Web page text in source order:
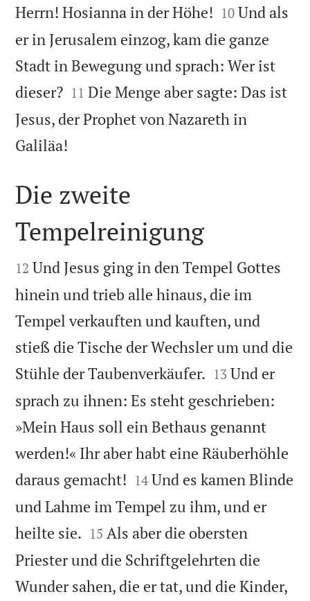
Herrn! Hosianna in der Höhe! 

10 Und als
er in Jerusalem einzog, kam die ganze
Stadt in Bewegung und sprach: Wer ist
dieser?
11 Die Menge aber sagte: Das ist
Jesus, der Prophet von Nazareth in
Galiläa!

Die zweite
Tempelreinigung

12 Und Jesus ging in den Tempel Gottes
hinein und trieb alle hinaus, die im
Tempel verkauften und kauften, und
stieß die Tische der Wechsler um und die
Stühle der Taubenverkäufer. 

13 Und er
sprach zu ihnen: Es steht geschrieben:
»Mein Haus soll ein Bethaus genannt
werden!« Ihr aber habt eine Räuberhöhle
daraus gemacht! 

14 Und es kamen Blinde
und Lahme im Tempel zu ihm, und er
heilte sie. 

15 Als aber die obersten
Priester und die Schriftgelehrten die
Wunder sahen, die er tat, und die Kinder,